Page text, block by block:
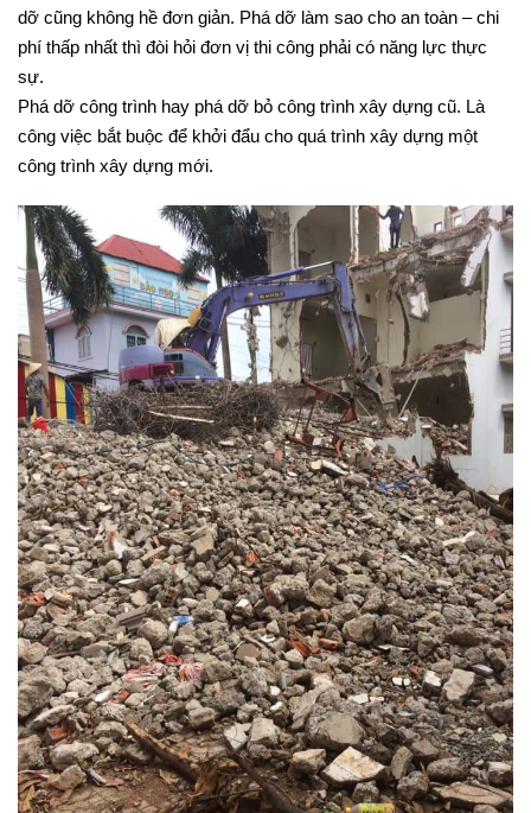
dỡ cũng không hề đơn giản. Phá dỡ làm sao cho an toàn – chi
phí thấp nhất thì đòi hỏi đơn vị thi công phải có năng lực thực
sự.
Phá dỡ công trình hay phá dỡ bỏ công trình xây dựng cũ. Là
công việc bắt buộc để khởi đẩu cho quá trình xây dựng một
công trình xây dựng mới.